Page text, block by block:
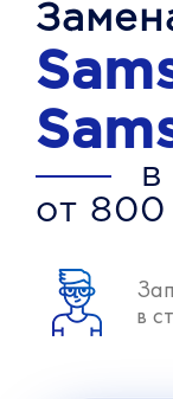
в
от 800
в